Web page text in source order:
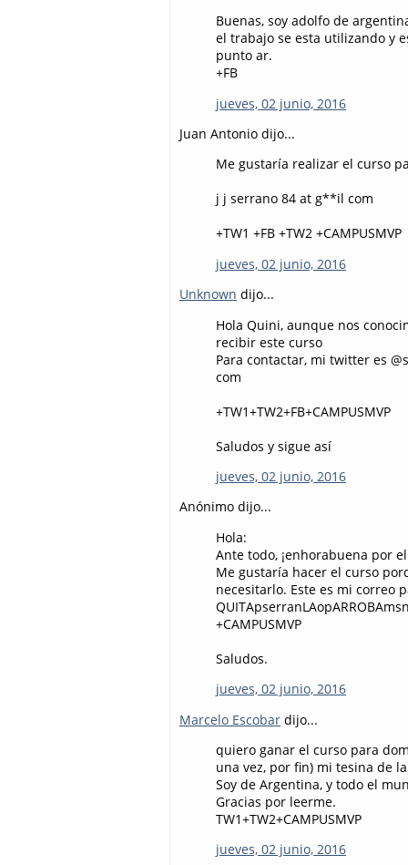
Buenas, soy adolfo de
el trabajo se esta utilizando y
punto ar.
+FB
jueves, 02 junio, 2016
Juan Antonio dijo...
Me gustaría realizar el curso
j j serrano 84 at g**il com
+TW1 +FB +TW2 +CAMPUSMVP
jueves, 02 junio, 2016
Unknown dijo...
Hola Quini, aunque nos
recibir este curso
Para contactar, mi twitter es
com
+TW1+TW2+FB+CAMPUSMVP
Saludos y sigue así
jueves, 02 junio, 2016
Anónimo dijo...
Hola:
Ante todo, ¡enhorabuena por
Me gustaría hacer el curso
necesitarlo. Este es mi correo
+CAMPUSMVP
Saludos.
jueves, 02 junio, 2016
Marcelo Escobar dijo...
quiero ganar el curso para
una vez, por fin) mi tesina de
Soy de Argentina, y todo el
Gracias por leerme.
TW1+TW2+CAMPUSMVP
jueves, 02 junio, 2016